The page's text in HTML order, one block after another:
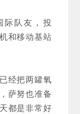
际队友，投
和移动基站
经把两罐氧
萨努也准备
都是非常好